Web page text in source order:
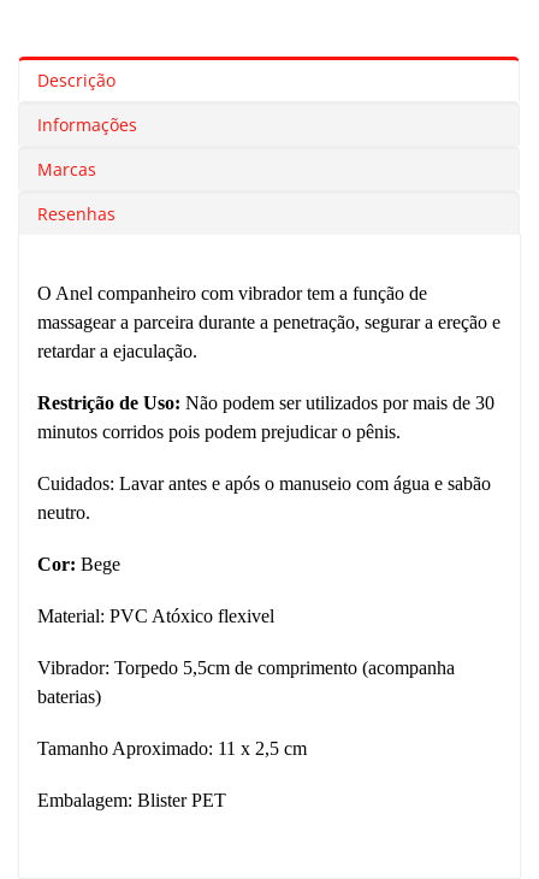
Descrição
Informações
Marcas
Resenhas
O Anel companheiro com vibrador tem a função de
massagear a parceira durante a penetração, segurar a ereção e
retardar a ejaculação.
Restrição de Uso: Não podem ser utilizados por mais de 30
minutos corridos pois podem prejudicar o pênis.
Cuidados: Lavar antes e após o manuseio com água e sabão
neutro.
Cor: Bege
Material: PVC Atóxico flexivel
Vibrador: Torpedo 5,5cm de comprimento (acompanha
baterias)
Tamanho Aproximado: 11 x 2,5 cm
Embalagem: Blister PET